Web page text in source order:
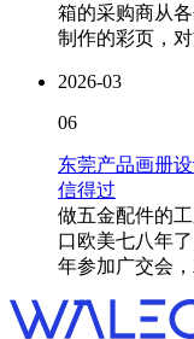
箱的采购商从
制作的彩页，
2026-03
06
东莞产品画册
信得过
做五金配件的
口欧美七八年
年参加广交会